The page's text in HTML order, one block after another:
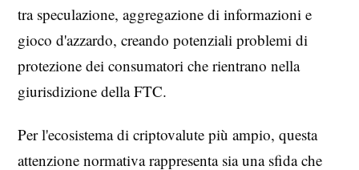
tra speculazione, aggregazione di informazioni e
gioco d'azzardo, creando potenziali problemi di
protezione dei consumatori che rientrano nella
giurisdizione della FTC.
Per l'ecosistema di criptovalute più ampio, questa
attenzione normativa rappresenta sia una sfida che